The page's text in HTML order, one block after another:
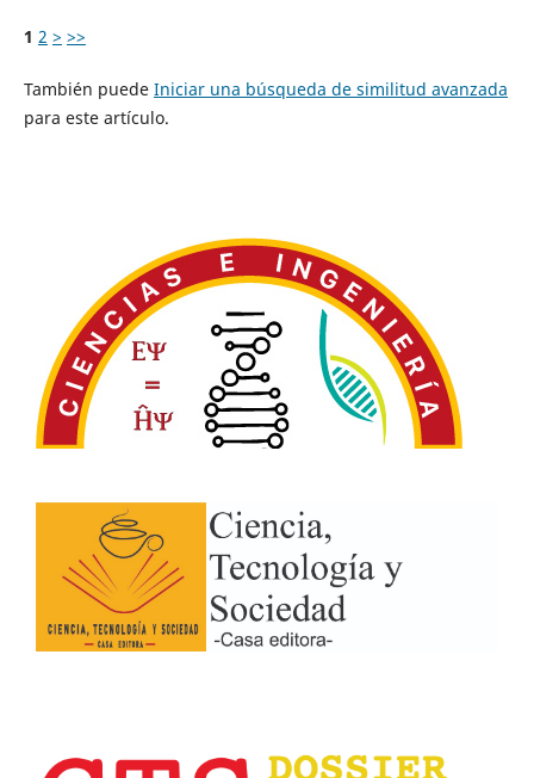
1 2 > >>
También puede Iniciar una búsqueda de similitud avanzada
para este artículo.